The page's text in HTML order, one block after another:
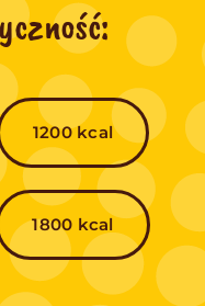
1200 kcal
1800 kcal